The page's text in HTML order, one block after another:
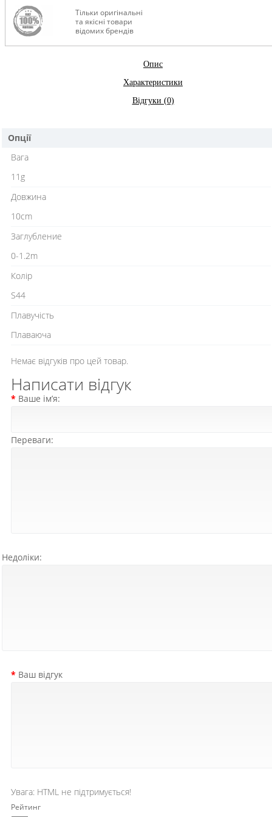
Тільки оригінальні
та якісні товари
відомих брендів
Опис
Характеристики
Відгуки (0)
Опції
Вага
11g
Довжина
10cm
Заглубление
0-1.2m
Колір
S44
Плавучість
Плаваюча
Немає відгуків про цей товар.
Написати відгук
Ваше ім’я:
Переваги:
Недоліки:
Ваш відгук
Увага: HTML не підтримується!
Рейтинг